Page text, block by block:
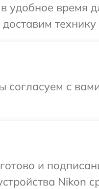
удобное время
согласуем с
и
Nikon